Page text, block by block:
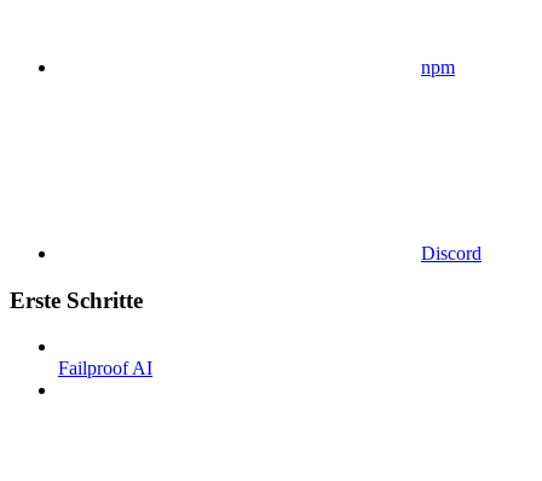
npm
Discord
Erste Schritte
Failproof AI